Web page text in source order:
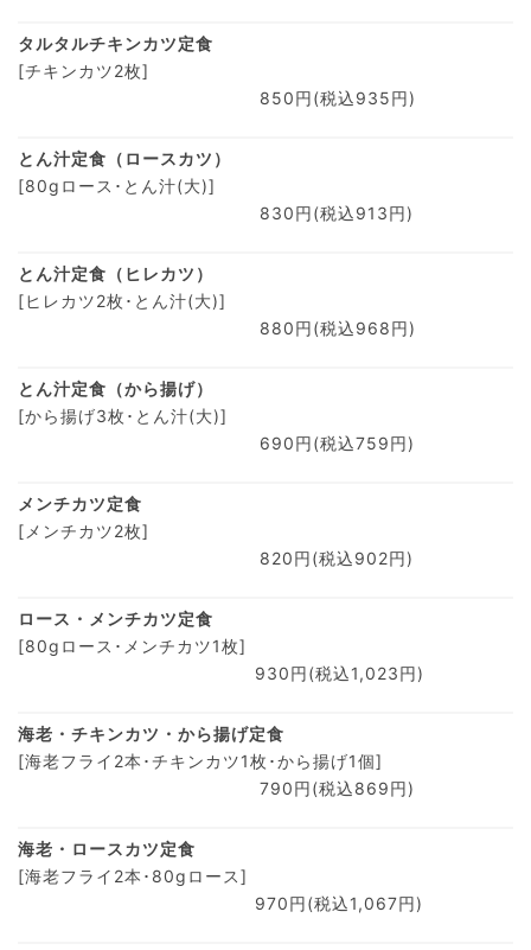
タルタルチキンカツ定食
[チキンカツ2枚]
850円(税込935円)
とん汁定食（ロースカツ）
[80gロース･とん汁(大)]
830円(税込913円)
とん汁定食（ヒレカツ）
[ヒレカツ2枚･とん汁(大)]
880円(税込968円)
とん汁定食（から揚げ）
[から揚げ3枚･とん汁(大)]
690円(税込759円)
メンチカツ定食
[メンチカツ2枚]
820円(税込902円)
ロース・メンチカツ定食
[80gロース･メンチカツ1枚]
930円(税込1,023円)
海老・チキンカツ・から揚げ定食
[海老フライ2本･チキンカツ1枚･から揚げ1個]
790円(税込869円)
海老・ロースカツ定食
[海老フライ2本･80gロース]
970円(税込1,067円)